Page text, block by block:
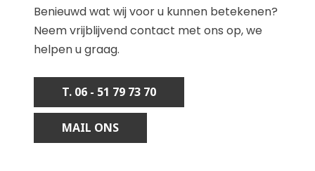
Benieuwd wat wij voor u kunnen betekenen?
Neem vrijblijvend contact met ons op, we
helpen u graag.
T. 06 - 51 79 73 70
MAIL ONS